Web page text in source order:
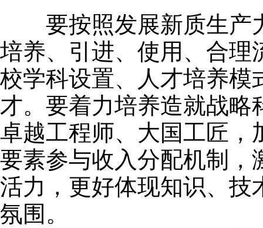
要按照发展新质生产力
培养、引进、使用、合理
校学科设置、人才培养模
才。要着力培养造就战
卓越工程师、大国工匠，
要素参与收入分配机制，
活力，更好体现知识、技
氛围。